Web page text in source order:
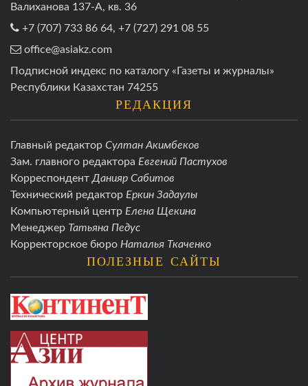
Валиханова 137-А, кв. 36
+7 (707) 733 86 64, +7 (727) 291 08 55
office@asiakz.com
Подписной индекс по каталогу «Газеты и журналы»
Республики Казахстан 74255
РЕДАКЦИЯ
Главный редактор Султан Акимбеков
Зам. главного редактора Евгений Пастухов
Корреспондент Данияр Сабитов
Технический редактор Еркин Задаулы
Компьютерный центр Елена Щекина
Менеджер Татьяна Педус
Корректорское бюро Наталья Ткаченко
ПОЛЕЗНЫЕ САЙТЫ